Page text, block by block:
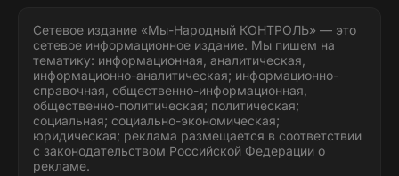
Сетевое издание «Мы-Народный КОНТРОЛЬ» — это
сетевое информационное издание. Мы пишем на
тематику: информационная, аналитическая,
информационно-аналитическая; информационно-
справочная, общественно-информационная,
общественно-политическая; политическая;
социальная; социально-экономическая;
юридическая; реклама размещается в соответствии
с законодательством Российской Федерации о
рекламе.